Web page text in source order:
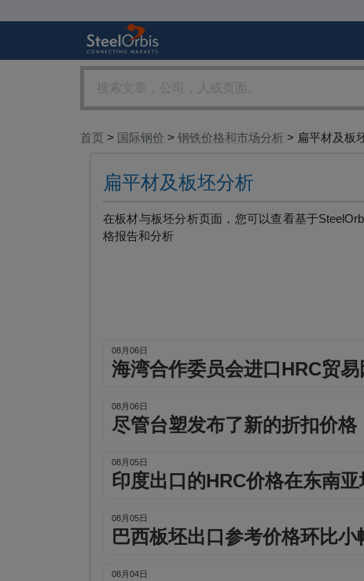
首页 > 国际钢价 > 钢铁价格和市场分析 > 扁平材及板
扁平材及板坯分析
在板材与板坯分析页面，您可以查看基于
格报告和分析
08月06日
海湾合作委员会进口HRC贸
08月06日
尽管台塑发布了新的折扣价
08月05日
印度出口的HRC价格在东南
08月05日
巴西板坯出口参考价格环比小
08月04日